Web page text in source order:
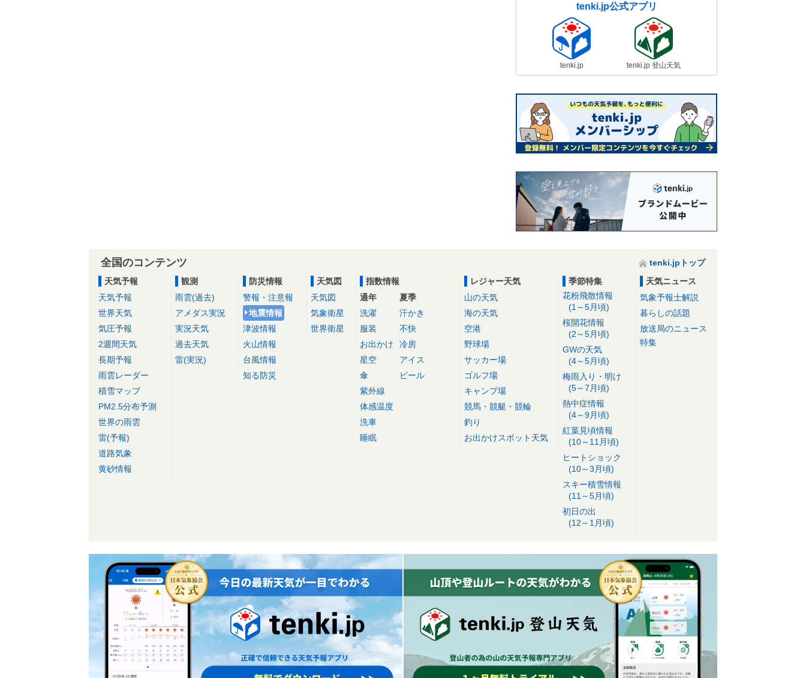
tenki.jp公式アプリ
tenki.jp tenki.jp 登山天気
全国のコンテンツ
tenki.jpトップ
天気予報
天気予報
世界天気
気圧予報
2週間天気
長期予報
雨雲レーダー
積雪マップ
PM2.5分布予測
世界の雨雲
雷(予報)
道路気象
黄砂情報
観測
雨雲(過去)
アメダス実況
実況天気
過去天気
雷(実況)
防災情報
警報・注意報
地震情報
津波情報
火山情報
台風情報
知る防災
天気図
天気図
気象衛星
世界衛星
指数情報
通年
洗濯
服装
お出かけ
星空
傘
紫外線
体感温度
洗車
睡眠
夏季
汗かき
不快
冷房
アイス
ビール
レジャー天気
山の天気
海の天気
空港
野球場
サッカー場
ゴルフ場
キャンプ場
競馬・競艇・競輪
釣り
お出かけスポット天気
季節特集
花粉飛散情報
(1～5月頃)
桜開花情報
(2～5月頃)
GWの天気
(4～5月頃)
梅雨入り・明け
(5～7月頃)
熱中症情報
(4～9月頃)
紅葉見頃情報
(10～11月頃)
ヒートショック
(10～3月頃)
スキー積雪情報
(11～5月頃)
初日の出
(12～1月頃)
天気ニュース
気象予報士解説
暮らしの話題
放送局のニュース
特集